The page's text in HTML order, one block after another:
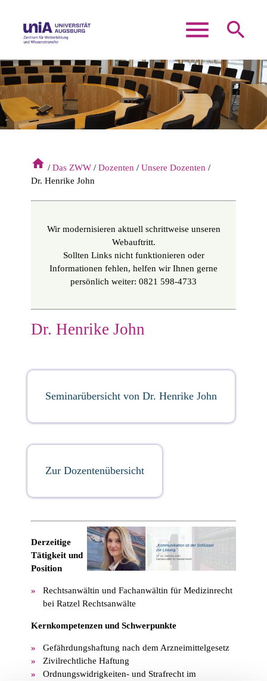
menu search
Suchbegriffe SUCHEN
home Das ZWW Dozenten
Unsere Dozenten
Dr. Henrike John
Wir modernisieren aktuell schrittweise unseren
Webauftritt.
Sollten Links nicht funktionieren oder
Informationen fehlen, helfen wir Ihnen gerne
persönlich weiter: 0821 598-4733
Dr. Henrike John
Seminarübersicht von Dr. Henrike John
Zur Dozentenübersicht
Derzeitige
Tätigkeit und
Position
Rechtsanwältin und Fachanwältin für Medizinrecht
bei Ratzel Rechtsanwälte
Kernkompetenzen und Schwerpunkte
Gefährdungshaftung nach dem Arzneimittelgesetz
Zivilrechtliche Haftung
Ordnungswidrigkeiten- und Strafrecht im